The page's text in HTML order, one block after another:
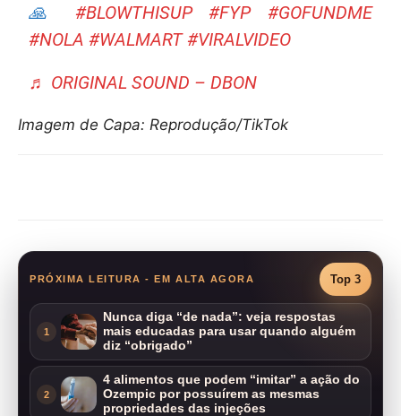
🙏 #BLOWTHISUP #FYP
#GOFUNDME
#NOLA #WALMART #VIRALVIDEO
♬ ORIGINAL SOUND – DBON
Imagem de Capa: Reprodução/TikTok
PRÓXIMA LEITURA - EM ALTA AGORA Top 3
1
Nunca diga “de nada”: veja respostas
mais educadas para usar quando alguém
diz “obrigado”
2
4 alimentos que podem “imitar” a ação do
Ozempic por possuírem as mesmas
propriedades das injeções